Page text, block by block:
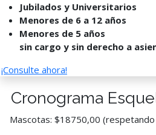
Jubilados y Universitarios
Menores de 6 a 12 años
Menores de 5 años
sin cargo y sin derecho a
¡Consulte ahora!
Cronograma
Mascotas: $18750,00